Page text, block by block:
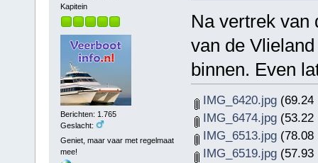
Kapitein
Berichten: 1.765
Geslacht:
Geniet, maar vaar met regelmaat
mee!
Na vertrek van
van de
binnen. Even
IMG_6420.jpg(69.24
IMG_6474.jpg(53.22
IMG_6513.jpg(78.08
IMG_6519.jpg(57.93